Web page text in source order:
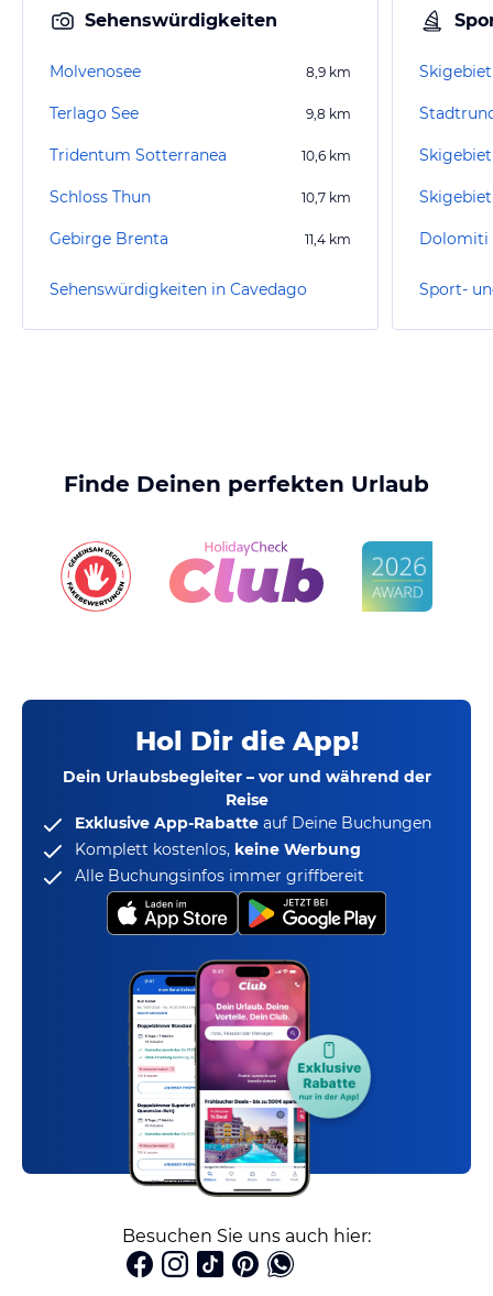
Sehenswürdigkeiten
Molvenosee 8,9 km
Terlago See 9,8 km
Tridentum Sotterranea 10,6 km
Schloss Thun 10,7 km
Gebirge Brenta 11,4 km
Sehenswürdigkeiten in Cavedago
Dolomiti
Finde Deinen perfekten Urlaub
Hol Dir die App!
Dein Urlaubsbegleiter – vor und während der
Reise
Exklusive App-Rabatte auf Deine Buchungen
Komplett kostenlos, keine Werbung
Alle Buchungsinfos immer griffbereit
Besuchen Sie uns auch hier: